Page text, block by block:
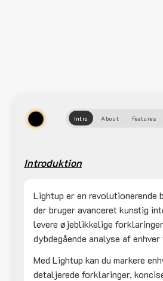
Intro About Features
Introduktion
Lightup er en revolutionerende
der bruger avanceret kunstig
levere øjeblikkelige
dybdegående analyse af
Med Lightup kan du markere
detaljerede forklaringer,